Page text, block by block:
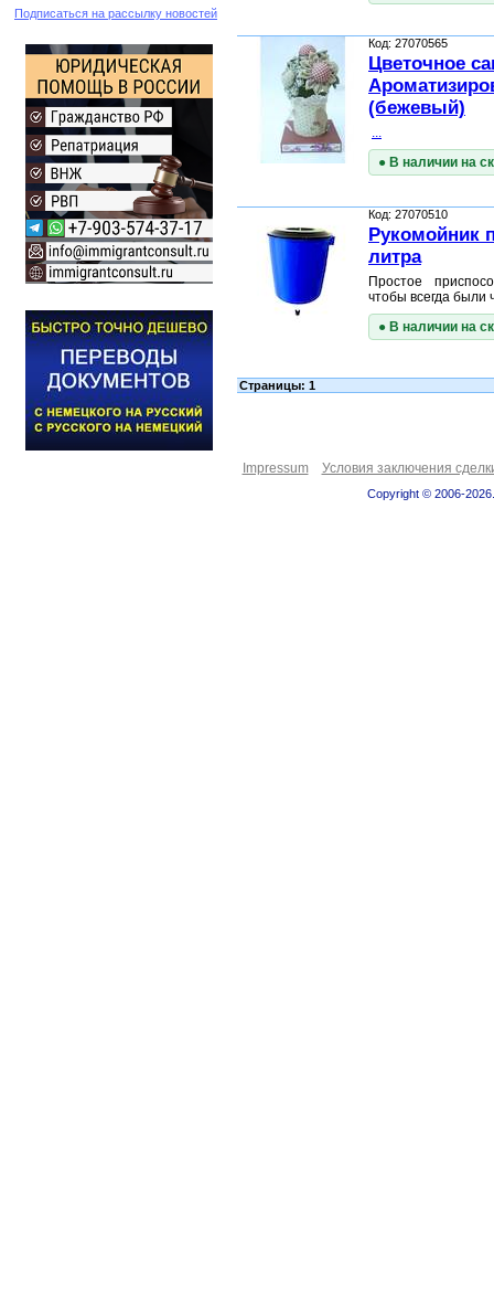
Подписаться на рассылку новостей
Код: 27070565
Цветочное
(бежевый)
...
● В наличии на
Код: 27070510
Рукомойник
литра
Простое
чтобы всегда были
● В наличии на
Страницы: 1
Impressum Условия заключения
Copyright © 2006-